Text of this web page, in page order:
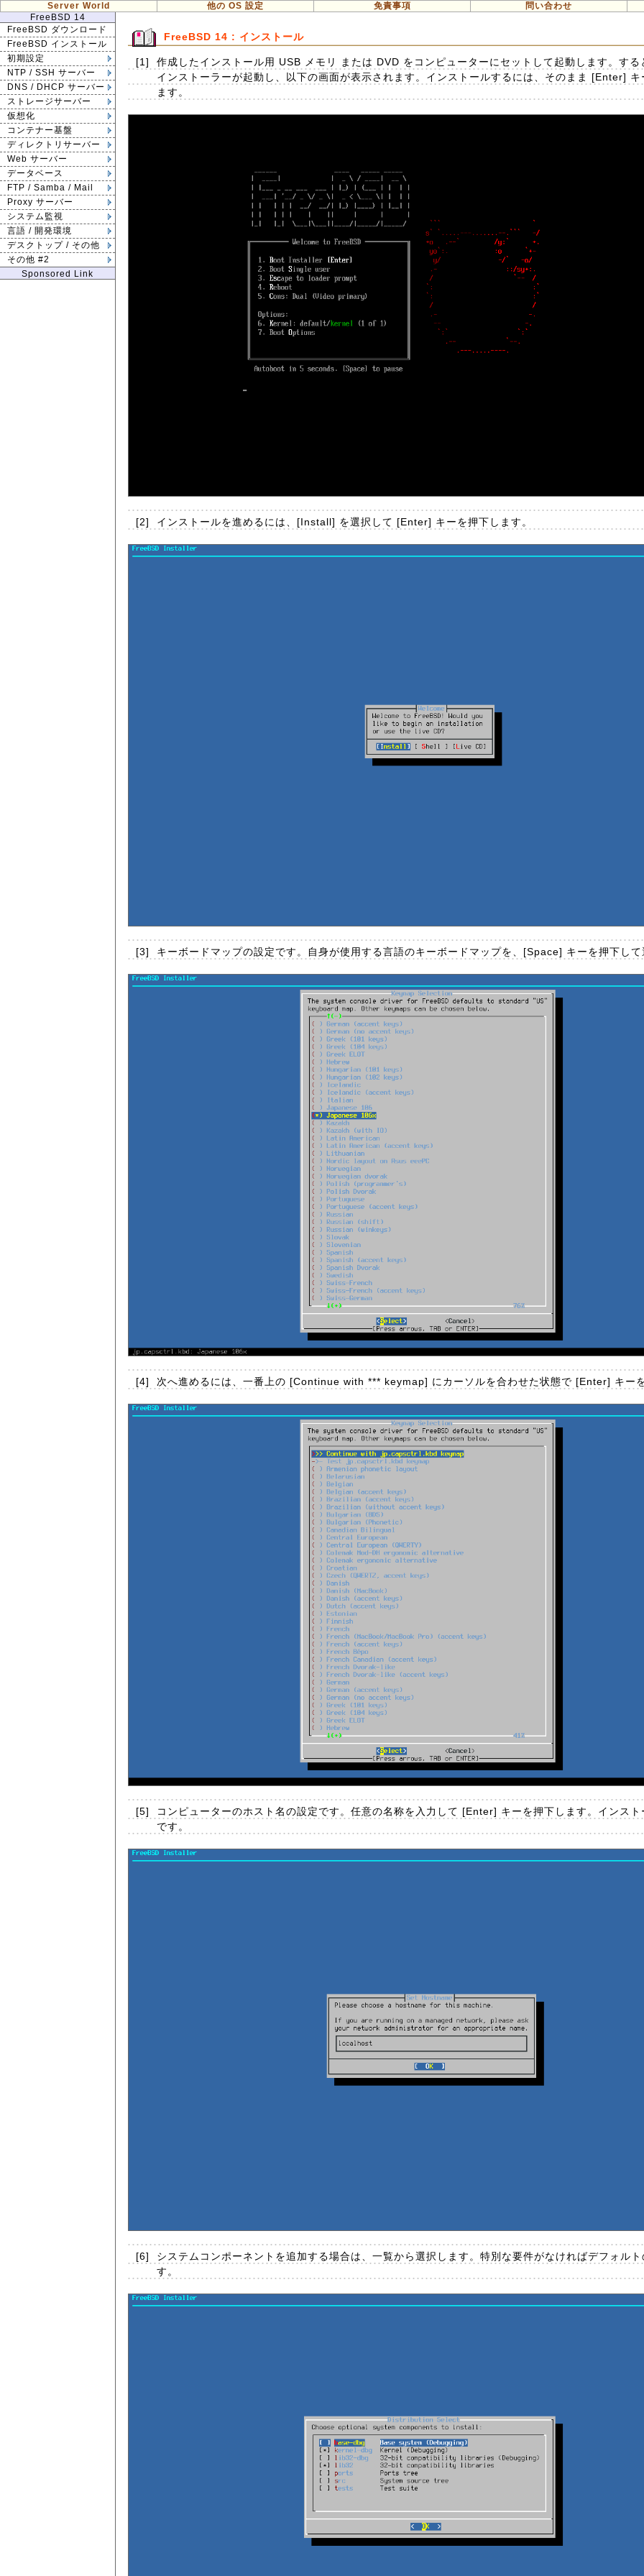
Server World 他の OS 設定 免責事項 問い合わせ
FreeBSD 14
FreeBSD ダウンロード
FreeBSD インストール
初期設定
NTP / SSH サーバー
DNS / DHCP サーバー
ストレージサーバー
仮想化
コンテナー基盤
ディレクトリサーバー
Web サーバー
データベース
FTP / Samba / Mail
Proxy サーバー
システム監視
言語 / 開発環境
デスクトップ / その他
その他 #2
Sponsored Link
FreeBSD 14 : インストール
[1]
作成したインストール用 USB メモリ または DVD をコンピューターにセットして起動します。す
インストーラーが起動し、以下の画面が表示されます。インストールするには、そのまま [Enter] キ
ます。
[2] インストールを進めるには、[Install] を選択して [Enter] キーを押下します。
[3] キーボードマップの設定です。自身が使用する言語のキーボードマップを、[Space] キーを押下して
[4] 次へ進めるには、一番上の [Continue with *** keymap] にカーソルを合わせた状態で [Enter] キーを
[5]
コンピューターのホスト名の設定です。任意の名称を入力して [Enter] キーを押下します。インスト
です。
[6]
システムコンポーネントを追加する場合は、一覧から選択します。特別な要件がなければデフォル
す。